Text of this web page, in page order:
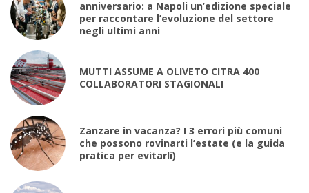
anniversario: a Napoli un’edizione speciale
per raccontare l’evoluzione del settore
negli ultimi anni
MUTTI ASSUME A OLIVETO CITRA 400
COLLABORATORI STAGIONALI
Zanzare in vacanza? I 3 errori più comuni
che possono rovinarti l’estate (e la guida
pratica per evitarli)